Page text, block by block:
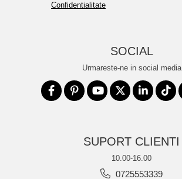
Confidentialitate
SOCIAL
Urmareste-ne in social media
SUPORT CLIENTI
10.00-16.00
0725553339